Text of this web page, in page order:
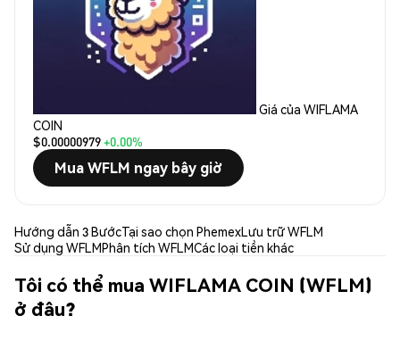
Giá của WIFLAMA
COIN
$0.00000979+0.00%
Mua WFLM ngay bây giờ
Hướng dẫn 3 BướcTại sao chọn PhemexLưu trữ WFLM
Sử dụng WFLMPhân tích WFLMCác loại tiền khác
Tôi có thể mua WIFLAMA COIN (WFLM)
ở đâu?